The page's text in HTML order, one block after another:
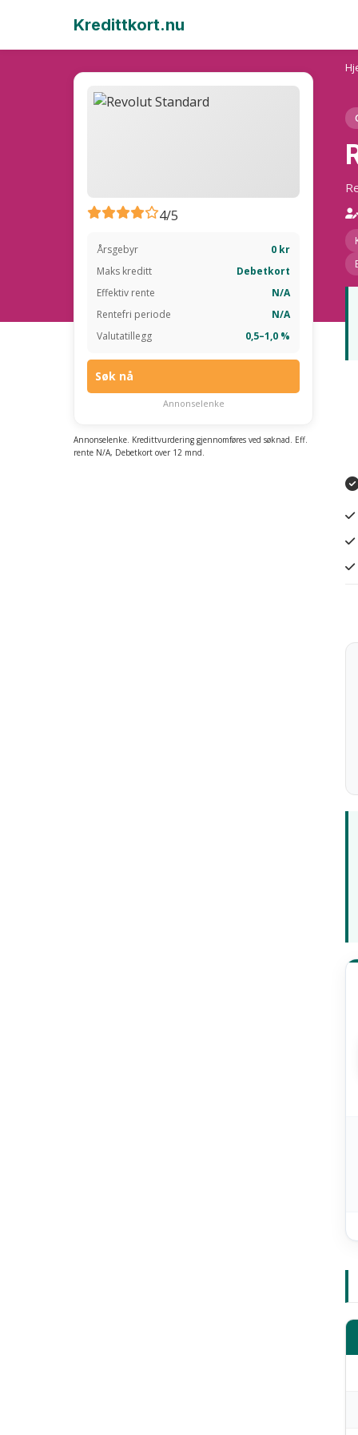
Kredittkort.nu
4/5
Årsgebyr
0 kr
Maks kreditt
Debetkort
Effektiv rente
N/A
Rentefri periode
N/A
Valutatillegg
0,5–1,0 %
Søk nå
Annonselenke
Annonselenke. Kredittvurdering gjennomføres ved søknad. Eff.
rente N/A, Debetkort over 12 mnd.